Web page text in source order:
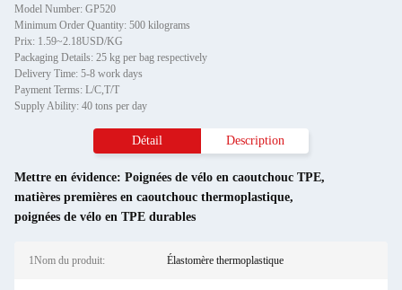
Model Number: GP520
Minimum Order Quantity: 500 kilograms
Prix: 1.59~2.18USD/KG
Packaging Details: 25 kg per bag respectively
Delivery Time: 5-8 work days
Payment Terms: L/C,T/T
Supply Ability: 40 tons per day
Détail Description
Mettre en évidence: Poignées de vélo en caoutchouc TPE,
matières premières en caoutchouc thermoplastique,
poignées de vélo en TPE durables
1Nom du produit: Élastomère thermoplastique